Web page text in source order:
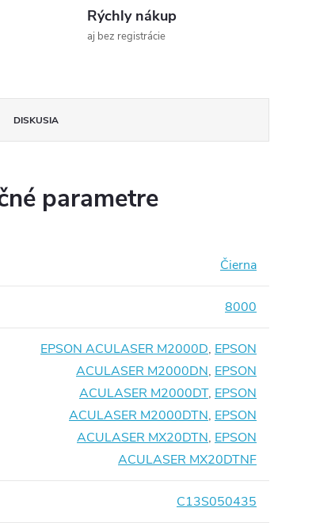
Rýchly nákup
aj bez registrácie
DISKUSIA
parametre
Čierna
8000
EPSON ACULASER M2000D, EPSON
ACULASER M2000DN, EPSON
ACULASER M2000DT, EPSON
ACULASER M2000DTN, EPSON
ACULASER MX20DTN, EPSON
ACULASER MX20DTNF
C13S050435